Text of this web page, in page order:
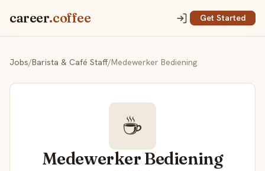
career.coffee Get Started
Jobs/Barista & Café Staff/Medewerker Bediening
☕
Medewerker Bediening